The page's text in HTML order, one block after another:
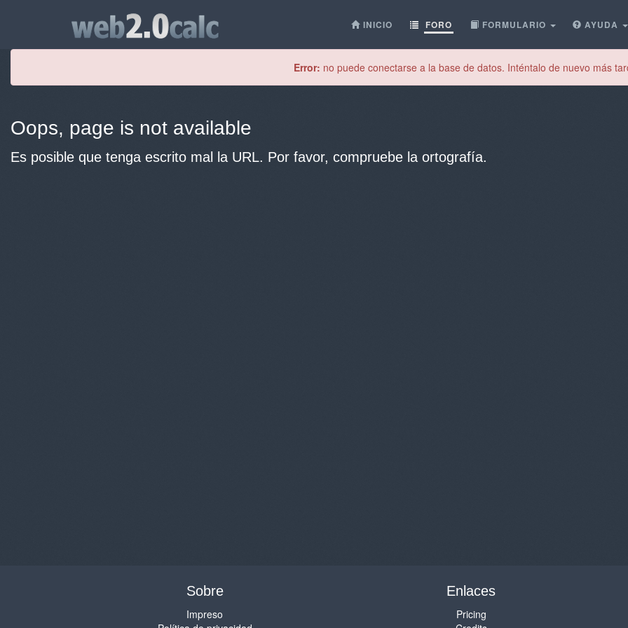
INICIO FORO FORMULARIO AYUDA
Error: no puede conectarse a la base de datos. Inténtalo de nuevo más
Oops, page is not available
Es posible que tenga escrito mal la URL. Por favor, compruebe la ortografía.
Sobre
Impreso
Enlaces
Pricing